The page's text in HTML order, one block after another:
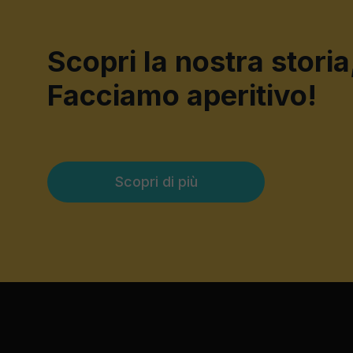
Scopri la nostra
Facciamo aperitivo!
Scopri di più